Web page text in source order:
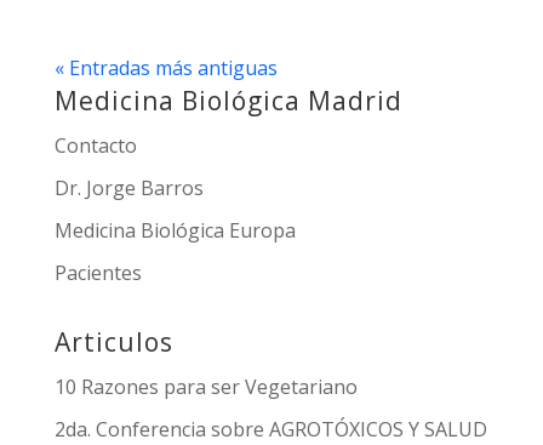
« Entradas más antiguas
Medicina Biológica Madrid
Contacto
Dr. Jorge Barros
Medicina Biológica Europa
Pacientes
Articulos
10 Razones para ser Vegetariano
2da. Conferencia sobre AGROTÓXICOS Y SALUD